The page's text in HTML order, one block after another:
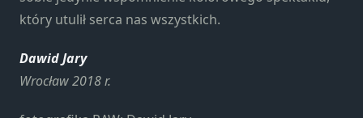
który utulił serca nas wszystkich.
Dawid Jary
Wrocław 2018 r.
Marketing
Udostępniając